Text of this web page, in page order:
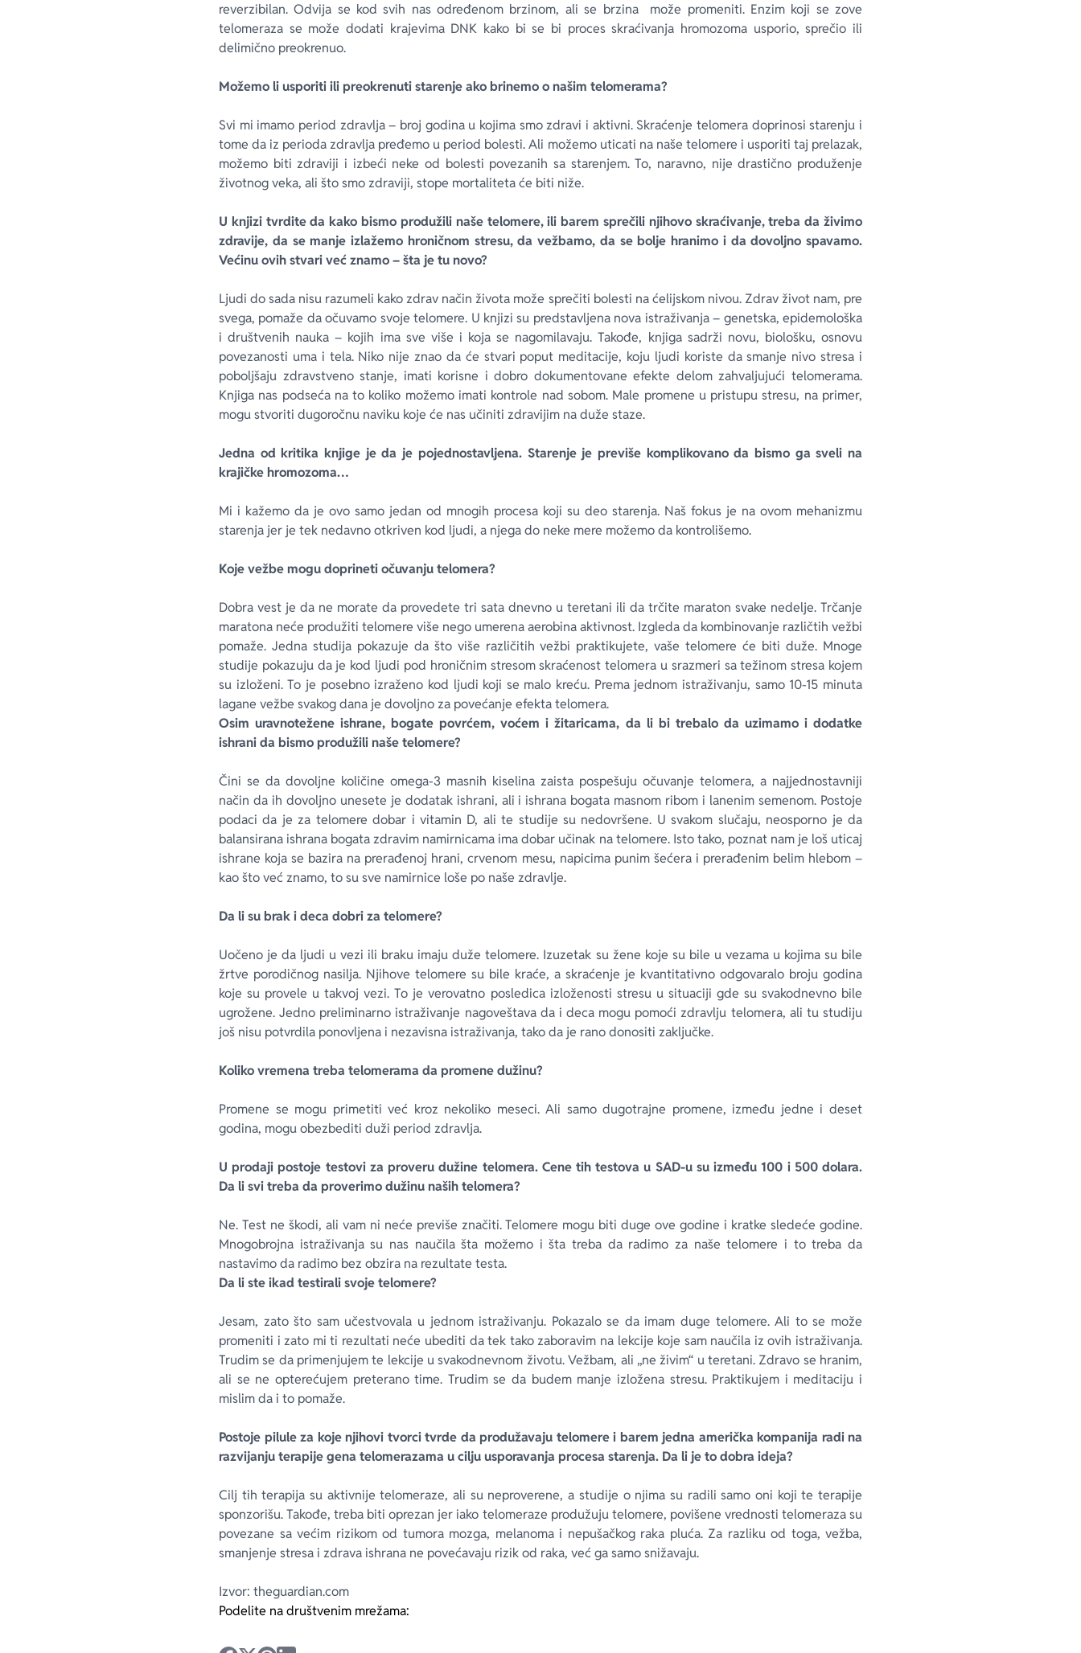
reverzibilan. Odvija se kod svih nas određenom brzinom, ali se brzina može promeniti. Enzim koji se zove
telomeraza se može dodati krajevima DNK kako bi se bi proces skraćivanja hromozoma usporio, sprečio ili
delimično preokrenuo.
Možemo li usporiti ili preokrenuti starenje ako brinemo o našim telomerama?
Svi mi imamo period zdravlja – broj godina u kojima smo zdravi i aktivni. Skraćenje telomera doprinosi starenju i
tome da iz perioda zdravlja pređemo u period bolesti. Ali možemo uticati na naše telomere i usporiti taj prelazak,
možemo biti zdraviji i izbeći neke od bolesti povezanih sa starenjem. To, naravno, nije drastično produženje
životnog veka, ali što smo zdraviji, stope mortaliteta će biti niže.
U knjizi tvrdite da kako bismo produžili naše telomere, ili barem sprečili njihovo skraćivanje, treba da živimo
zdravije, da se manje izlažemo hroničnom stresu, da vežbamo, da se bolje hranimo i da dovoljno spavamo.
Većinu ovih stvari već znamo – šta je tu novo?
Ljudi do sada nisu razumeli kako zdrav način života može sprečiti bolesti na ćelijskom nivou. Zdrav život nam, pre
svega, pomaže da očuvamo svoje telomere. U knjizi su predstavljena nova istraživanja – genetska, epidemološka
i društvenih nauka – kojih ima sve više i koja se nagomilavaju. Takođe, knjiga sadrži novu, biološku, osnovu
povezanosti uma i tela. Niko nije znao da će stvari poput meditacije, koju ljudi koriste da smanje nivo stresa i
poboljšaju zdravstveno stanje, imati korisne i dobro dokumentovane efekte delom zahvaljujući telomerama.
Knjiga nas podseća na to koliko možemo imati kontrole nad sobom. Male promene u pristupu stresu, na primer,
mogu stvoriti dugoročnu naviku koje će nas učiniti zdravijim na duže staze.
Jedna od kritika knjige je da je pojednostavljena. Starenje je previše komplikovano da bismo ga sveli na
krajičke hromozoma…
Mi i kažemo da je ovo samo jedan od mnogih procesa koji su deo starenja. Naš fokus je na ovom mehanizmu
starenja jer je tek nedavno otkriven kod ljudi, a njega do neke mere možemo da kontrolišemo.
Koje vežbe mogu doprineti očuvanju telomera?
Dobra vest je da ne morate da provedete tri sata dnevno u teretani ili da trčite maraton svake nedelje. Trčanje
maratona neće produžiti telomere više nego umerena aerobina aktivnost. Izgleda da kombinovanje različtih vežbi
pomaže. Jedna studija pokazuje da što više različitih vežbi praktikujete, vaše telomere će biti duže. Mnoge
studije pokazuju da je kod ljudi pod hroničnim stresom skraćenost telomera u srazmeri sa težinom stresa kojem
su izloženi. To je posebno izraženo kod ljudi koji se malo kreću. Prema jednom istraživanju, samo 10-15 minuta
lagane vežbe svakog dana je dovoljno za povećanje efekta telomera.
Osim uravnotežene ishrane, bogate povrćem, voćem i žitaricama, da li bi trebalo da uzimamo i dodatke
ishrani da bismo produžili naše telomere?
Čini se da dovoljne količine omega-3 masnih kiselina zaista pospešuju očuvanje telomera, a najjednostavniji
način da ih dovoljno unesete je dodatak ishrani, ali i ishrana bogata masnom ribom i lanenim semenom. Postoje
podaci da je za telomere dobar i vitamin D, ali te studije su nedovršene. U svakom slučaju, neosporno je da
balansirana ishrana bogata zdravim namirnicama ima dobar učinak na telomere. Isto tako, poznat nam je loš uticaj
ishrane koja se bazira na prerađenoj hrani, crvenom mesu, napicima punim šećera i prerađenim belim hlebom –
kao što već znamo, to su sve namirnice loše po naše zdravlje.
Da li su brak i deca dobri za telomere?
Uočeno je da ljudi u vezi ili braku imaju duže telomere. Izuzetak su žene koje su bile u vezama u kojima su bile
žrtve porodičnog nasilja. Njihove telomere su bile kraće, a skraćenje je kvantitativno odgovaralo broju godina
koje su provele u takvoj vezi. To je verovatno posledica izloženosti stresu u situaciji gde su svakodnevno bile
ugrožene. Jedno preliminarno istraživanje nagoveštava da i deca mogu pomoći zdravlju telomera, ali tu studiju
još nisu potvrdila ponovljena i nezavisna istraživanja, tako da je rano donositi zaključke.
Koliko vremena treba telomerama da promene dužinu?
Promene se mogu primetiti već kroz nekoliko meseci. Ali samo dugotrajne promene, između jedne i deset
godina, mogu obezbediti duži period zdravlja.
U prodaji postoje testovi za proveru dužine telomera. Cene tih testova u SAD-u su između 100 i 500 dolara.
Da li svi treba da proverimo dužinu naših telomera?
Ne. Test ne škodi, ali vam ni neće previše značiti. Telomere mogu biti duge ove godine i kratke sledeće godine.
Mnogobrojna istraživanja su nas naučila šta možemo i šta treba da radimo za naše telomere i to treba da
nastavimo da radimo bez obzira na rezultate testa.
Da li ste ikad testirali svoje telomere?
Jesam, zato što sam učestvovala u jednom istraživanju. Pokazalo se da imam duge telomere. Ali to se može
promeniti i zato mi ti rezultati neće ubediti da tek tako zaboravim na lekcije koje sam naučila iz ovih istraživanja.
Trudim se da primenjujem te lekcije u svakodnevnom životu. Vežbam, ali „ne živim“ u teretani. Zdravo se hranim,
ali se ne opterećujem preterano time. Trudim se da budem manje izložena stresu. Praktikujem i meditaciju i
mislim da i to pomaže.
Postoje pilule za koje njihovi tvorci tvrde da produžavaju telomere i barem jedna američka kompanija radi na
razvijanju terapije gena telomerazama u cilju usporavanja procesa starenja. Da li je to dobra ideja?
Cilj tih terapija su aktivnije telomeraze, ali su neproverene, a studije o njima su radili samo oni koji te terapije
sponzorišu. Takođe, treba biti oprezan jer iako telomeraze produžuju telomere, povišene vrednosti telomeraza su
povezane sa većim rizikom od tumora mozga, melanoma i nepušačkog raka pluća. Za razliku od toga, vežba,
smanjenje stresa i zdrava ishrana ne povećavaju rizik od raka, već ga samo snižavaju.
Izvor: theguardian.com
Podelite na društvenim mrežama: